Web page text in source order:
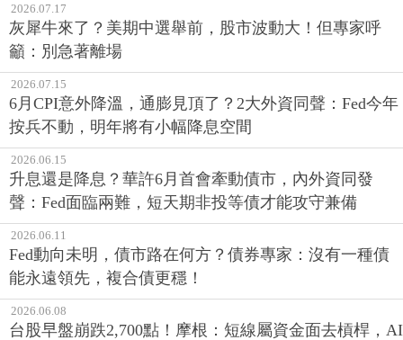
2026.07.17
灰犀牛來了？美期中選舉前，股市波動大！但專家呼
籲：別急著離場
2026.07.15
6月CPI意外降溫，通膨見頂了？2大外資同聲：Fed今年
按兵不動，明年將有小幅降息空間
2026.06.15
升息還是降息？華許6月首會牽動債市，內外資同發
聲：Fed面臨兩難，短天期非投等債才能攻守兼備
2026.06.11
Fed動向未明，債市路在何方？債券專家：沒有一種債
能永遠領先，複合債更穩！
2026.06.08
台股早盤崩跌2,700點！摩根：短線屬資金面去槓桿，AI